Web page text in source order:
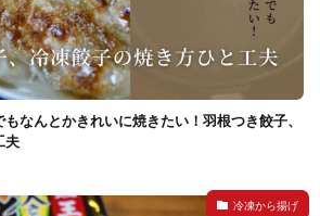
なんとかきれいに焼きたい！羽根つき餃子、
夫
冷凍から揚げ